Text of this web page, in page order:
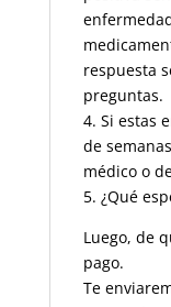
respuesta
preguntas.
4. Si estas
de
médico o
5. ¿Qué
Luego, de
pago.
Te